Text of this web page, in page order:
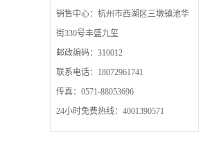
销售中心：杭州市西湖区三墩镇池华
街330号丰盛九玺
邮政编码：310012
联系电话：18072961741
传真：0571-88053696
24小时免费热线：4001390571